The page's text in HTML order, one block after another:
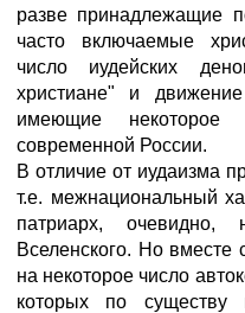
разве принадлежащие
часто включаемые
число иудейских
христиане" и
имеющие некоторое
современной России.
В отличие от иудаизма
т.е. межнациональный
патриарх, очевидно,
Вселенского. Но вместе
на некоторое число
которых по существу